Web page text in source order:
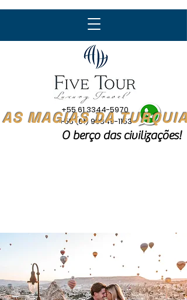
+55 61 3344-5970
+55 (61) 99349-1153
AS MAGIAS DA TURQUIA
O berço das civilizações!